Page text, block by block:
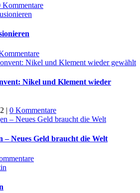
Kommentare
Nikel und Klement wieder
| 0 Kommentare
– Neues Geld braucht die Welt